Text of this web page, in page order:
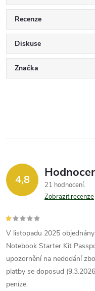
Recenze
Diskuse
Značka
4,8
21 hodnocení
Zobrazit recenze
V listopadu 2025
Notebook Starter Kit
upozornění na nedodání
platby se doposud
peníze.